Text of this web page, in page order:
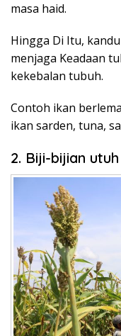
masa haid.
Hingga Di Itu,
menjaga Keadaan
kekebalan tubuh.
Contoh ikan
ikan sarden, tuna,
2. Biji-bijian utuh